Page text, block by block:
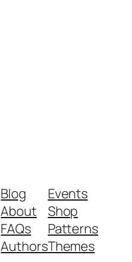
Blog
About
FAQs
Authors
Events
Shop
Patterns
Themes